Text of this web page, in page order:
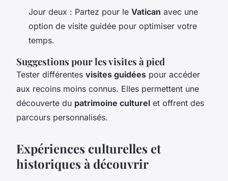
Jour deux : Partez pour le Vatican avec une
option de visite guidée pour optimiser votre
temps.
Suggestions pour les visites à pied
Tester différentes visites guidées pour accéder
aux recoins moins connus. Elles permettent une
découverte du patrimoine culturel et offrent des
parcours personnalisés.
Expériences culturelles et
historiques à découvrir